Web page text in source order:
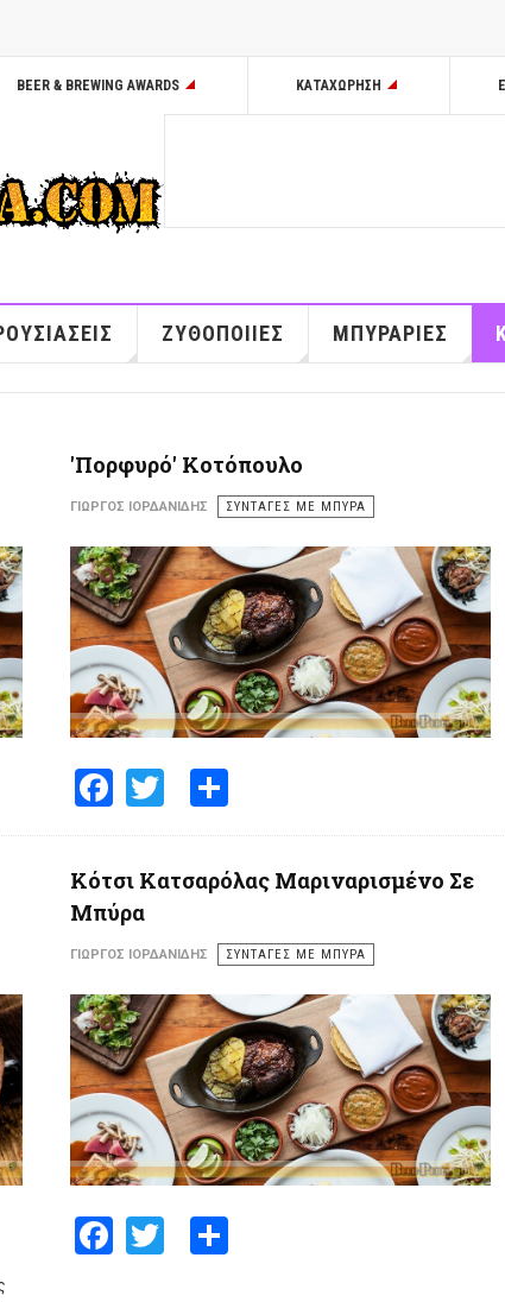
BEER & BREWING AWARDS ΚΑΤΑΧΩΡΗΣΗ
ΖΥΘΟΠΟΙΙΕΣ ΜΠΥΡΑΡΙΕΣ
'Πορφυρό' Κοτόπουλο
ΓΙΏΡΓΟΣ ΙΟΡΔΑΝΊΔΗΣ ΣΥΝΤΑΓΕΣ ΜΕ ΜΠΥΡΑ
Facebook
Twitter
Κότσι Κατσαρόλας Μαριναρισμένο Σε
Μπύρα
ΓΙΏΡΓΟΣ ΙΟΡΔΑΝΊΔΗΣ ΣΥΝΤΑΓΕΣ ΜΕ ΜΠΥΡΑ
Facebook
Twitter